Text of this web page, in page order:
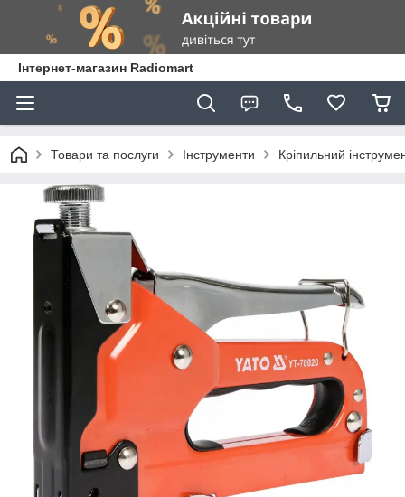
Інтернет-магазин Radiomart
Товари та послуги Інструменти Кріпильний